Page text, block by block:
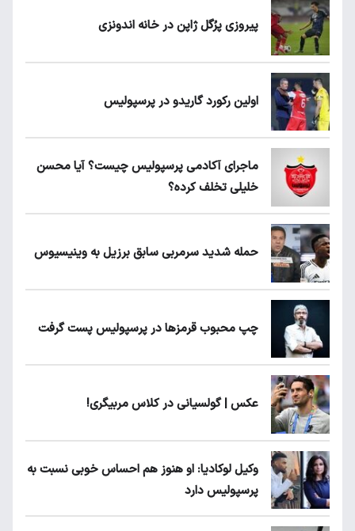
پیروزی پرُگل ژاپن در خانه اندونزی
اولین رکورد گاریدو در پرسپولیس
ماجرای آکادمی پرسپولیس چیست؟ آیا محسن
خلیلی تخلف کرده؟
حمله شدید سرمربی سابق برزیل به وینیسیوس
چپ محبوب قرمزها در پرسپولیس پست گرفت
عکس | گولسیانی در کلاس مربیگری!
وکیل لوکادیا: او هنوز هم احساس خوبی نسبت به
پرسپولیس دارد